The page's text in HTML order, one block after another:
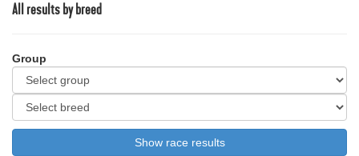
All results by breed
Group